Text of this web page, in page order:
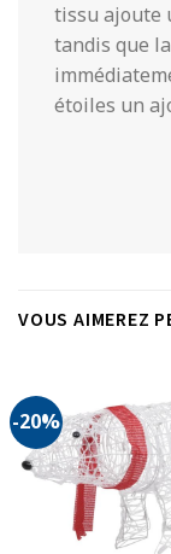
tissu ajoute
tandis que
étoiles un
VOUS AIMEREZ
-20%